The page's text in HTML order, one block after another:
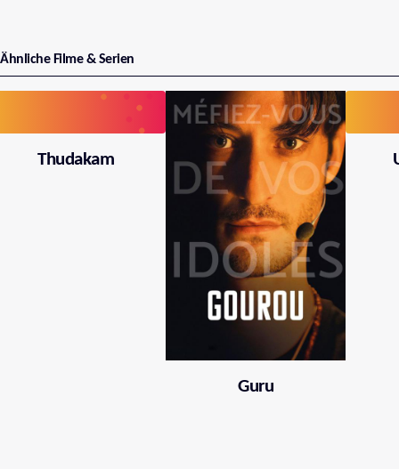
Ähnliche Filme & Serien
Thudakam
Guru